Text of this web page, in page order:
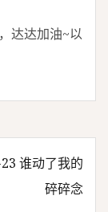
达达加油~以
谁动了我的
碎碎念